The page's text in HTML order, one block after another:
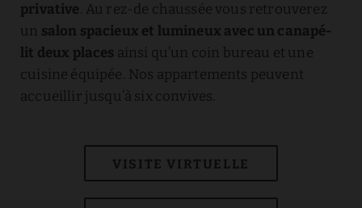
privative. Au rez-de chaussée vous retrouverez
un salon spacieux et lumineux avec un canapé-
lit deux places ainsi qu’un coin bureau et une
cuisine équipée. Nos appartements peuvent
accueillir jusqu’à six convives.
VISITE VIRTUELLE